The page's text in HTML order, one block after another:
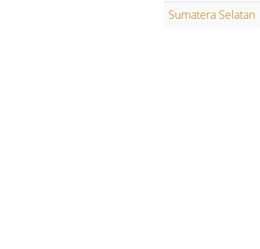
Sumatera Selatan